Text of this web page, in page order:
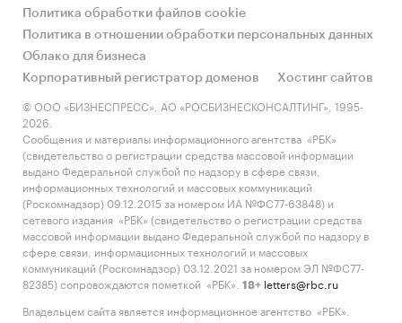
Политика обработки файлов cookie
Политика в отношении обработки персональных данных
Облако для бизнеса
Корпоративный регистратор доменов
Хостинг сайтов
© ООО «БИЗНЕСПРЕСС», АО «РОСБИЗНЕСКОНСАЛТИНГ», 1995-
2026.
Сообщения и материалы информационного агентства «РБК»
(свидетельство о регистрации средства массовой информации
выдано Федеральной службой по надзору в сфере связи,
информационных технологий и массовых коммуникаций
(Роскомнадзор) 09.12.2015 за номером ИА №ФС77-63848) и
сетевого издания «РБК» (свидетельство о регистрации средства
массовой информации выдано Федеральной службой по надзору в
сфере связи, информационных технологий и массовых
коммуникаций (Роскомнадзор) 03.12.2021 за номером ЭЛ №ФС77-
82385) сопровождаются пометкой «РБК».
18+ letters@rbc.ru
Владельцем сайта является информационное агентство «РБК».